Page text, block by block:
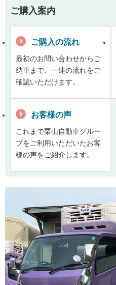
ご購入案内
ご購入の流れ
最初のお問い合わせからご
納車まで、一連の流れをご
確認いただけます。
お客様の声
これまで栗山自動車グルー
プをご利用いただいたお客
様の声をご紹介します。